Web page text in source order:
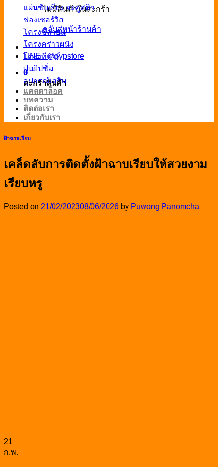
ไม่มีสินค้าในตะกร้า
กลับสู่หน้าร้านค้า
LINE : @gypstore
0
ตะกร้าสินค้า
แผ่นซับเสียง อะคูสติก
ช่องเซอร์วิส
โครงซีลายน์
โครงคร่าวผนัง
โครงทีบาร์
ปูนยิปซั่ม
อุปกรณ์เสริม
แคตตาล็อค
บทความ
ติดต่อเรา
เกี่ยวกับเรา
ฝ้าฉาบเรียบ
เคล็ดลับการติดตั้งฝ้าฉาบเรียบให้สวยงาม
เรียบหรู
Posted on 21/02/202308/06/2026 by Puwong Panomchai
21
ก.พ.